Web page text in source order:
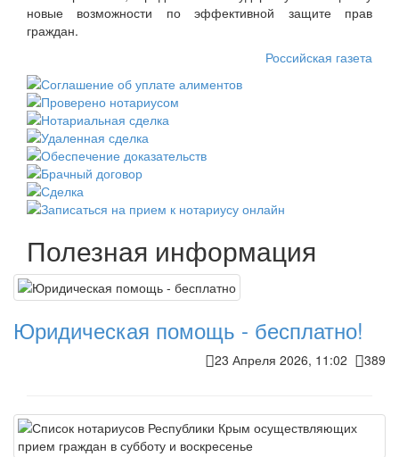
новые возможности по эффективной защите прав
граждан.
Российская газета
Полезная информация
Юридическая помощь - бесплатно!
23 Апреля 2026, 11:02 389